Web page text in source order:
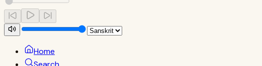
Home